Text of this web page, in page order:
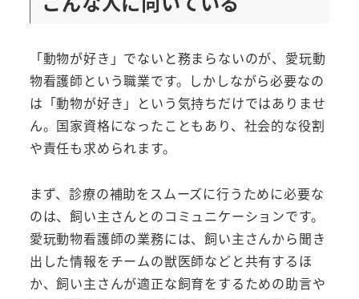
「動物が好き」でないと務まらないのが、愛玩動
物看護師という職業です。しかしながら必要なの
は「動物が好き」という気持ちだけではありませ
ん。国家資格になったこともあり、社会的な役割
や責任も求められます。
まず、診療の補助をスムーズに行うために必要な
のは、飼い主さんとのコミュニケーションです。
愛玩動物看護師の業務には、飼い主さんから聞き
出した情報をチームの獣医師などと共有するほ
か、飼い主さんが適正な飼育をするための助言や